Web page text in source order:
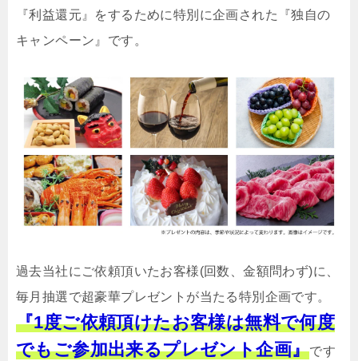
『利益還元』をするために特別に企画された『独自の
キャンペーン』です。
過去当社にご依頼頂いたお客様(回数、金額問わず)に、
毎月抽選で超豪華プレゼントが当たる特別企画です。
『1度ご依頼頂けたお客様は無料で何度
でもご参加出来るプレゼント企画』です